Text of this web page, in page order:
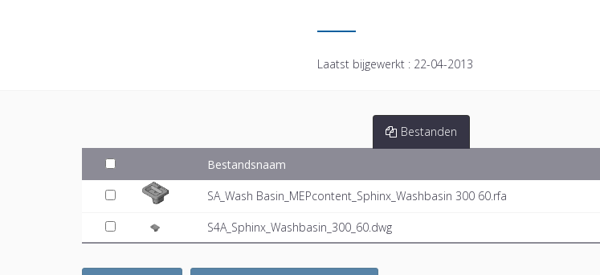
Laatst bijgewerkt : 22-04-2013
Bestanden
Bestandsnaam
SA_Wash Basin_MEPcontent_Sphinx_Washbasin 300 60.rfa
S4A_Sphinx_Washbasin_300_60.dwg